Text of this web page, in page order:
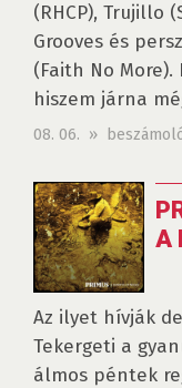
(RHCP), Trujillo
Grooves és
(Faith No
hiszem járna
08. 06. »
A
Az ilyet hívják
Tekergeti a
álmos péntek